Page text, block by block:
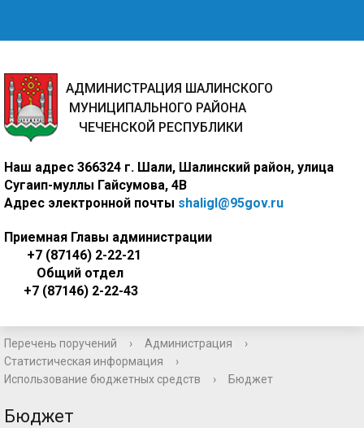
АДМИНИСТРАЦИЯ ШАЛИНСКОГО
МУНИЦИПАЛЬНОГО РАЙОНА
ЧЕЧЕНСКОЙ РЕСПУБЛИКИ
Наш адрес 366324 г. Шали, Шалинский район, улица
Сугаип-муллы Гайсумова, 4В
Адрес электронной почты shaligl@95gov.ru
Приемная Главы администрации
+7 (87146) 2-22-21
Общий отдел
+7 (87146) 2-22-43
Перечень поручений › Администрация
›
Статистическая информация
›
Использование бюджетных средств
› Бюджет
Бюджет